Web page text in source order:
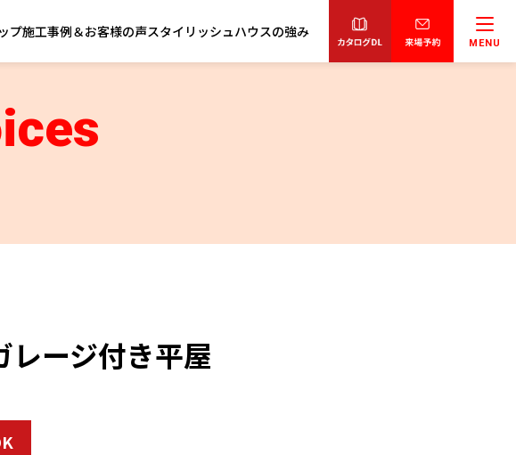
プ施工事例＆お客様の声スタイリッシュハウスの強み
MENU
ージ付き平屋